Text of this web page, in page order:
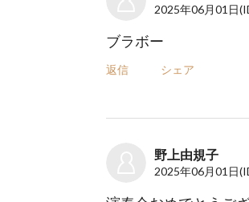
2025年06月01日
ブラボー
返信 シェア
野上由規子
2025年06月01日